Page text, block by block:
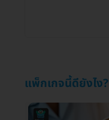
แพ็กเกจนี้ดียังไง?